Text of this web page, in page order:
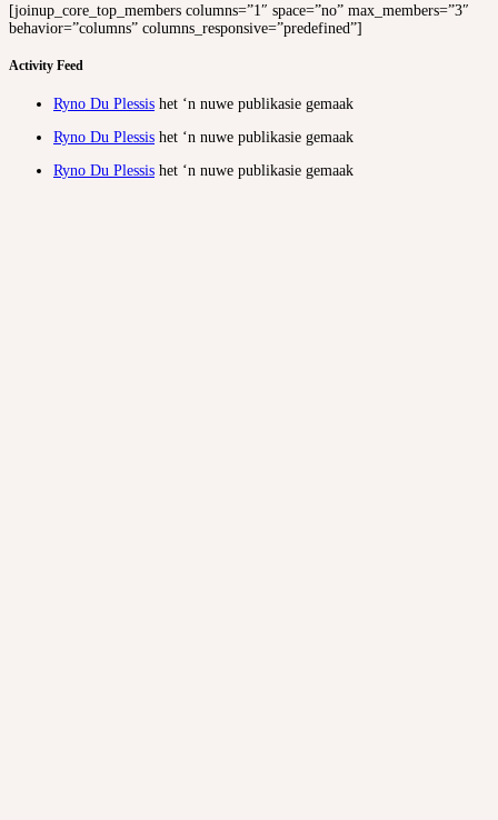
[joinup_core_top_members columns=”1″ space=”no” max_members=”3″
behavior=”columns” columns_responsive=”predefined”]
Activity Feed
Ryno Du Plessis het ‘n nuwe publikasie gemaak
Ryno Du Plessis het ‘n nuwe publikasie gemaak
Ryno Du Plessis het ‘n nuwe publikasie gemaak